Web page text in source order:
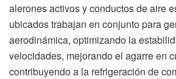
alerones activos y conductos de aire
ubicados trabajan en conjunto para
aerodinámica, optimizando la
velocidades, mejorando el agarre en
contribuyendo a la refrigeración de